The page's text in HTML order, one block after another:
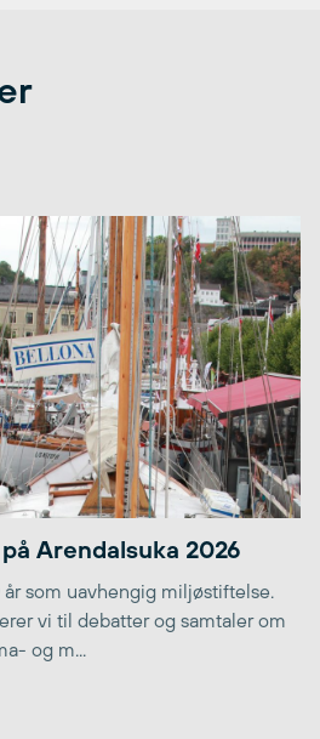
Arendalsuka 2026
år som uavhengig miljøstiftelse.
vi til debatter og samtaler om
og m...